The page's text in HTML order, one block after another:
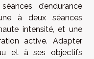
d’endurance
à deux séances
intensité, et une
active. Adapter
et à ses objectifs